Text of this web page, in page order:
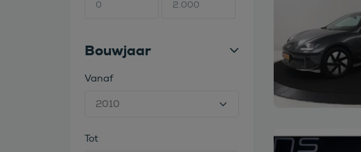
Bouwjaar
Vanaf
Tot Bekijk deze auto